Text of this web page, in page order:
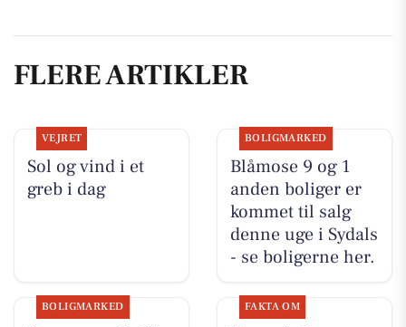
FLERE ARTIKLER
VEJRET
Sol og vind i et
greb i dag
BOLIGMARKED
Blåmose 9 og 1
anden boliger er
kommet til salg
denne uge i Sydals
- se boligerne her.
BOLIGMARKED FAKTA OM